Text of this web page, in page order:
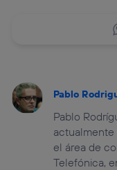
Pablo
Pablo
actualmente
el área de
Telefónica,